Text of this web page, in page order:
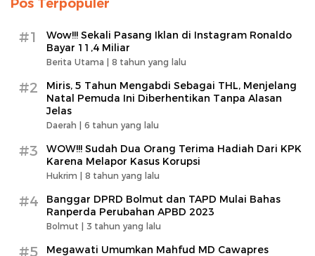
Pos Terpopuler
#1
Wow!!! Sekali Pasang Iklan di Instagram Ronaldo
Bayar 11,4 Miliar
Berita Utama | 8 tahun yang lalu
#2
Miris, 5 Tahun Mengabdi Sebagai THL, Menjelang
Natal Pemuda Ini Diberhentikan Tanpa Alasan
Jelas
Daerah | 6 tahun yang lalu
#3
WOW!!! Sudah Dua Orang Terima Hadiah Dari KPK
Karena Melapor Kasus Korupsi
Hukrim | 8 tahun yang lalu
#4
Banggar DPRD Bolmut dan TAPD Mulai Bahas
Ranperda Perubahan APBD 2023
Bolmut | 3 tahun yang lalu
#5
Megawati Umumkan Mahfud MD Cawapres